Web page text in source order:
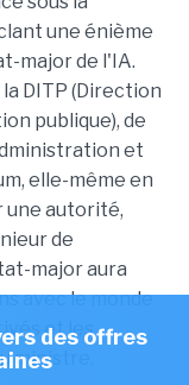
une énième
major de l'IA.
DITP (Direction
publique), de
et
elle-même en
une autorité,
de
major aura
avec le monde
et les
ministre.
des offres